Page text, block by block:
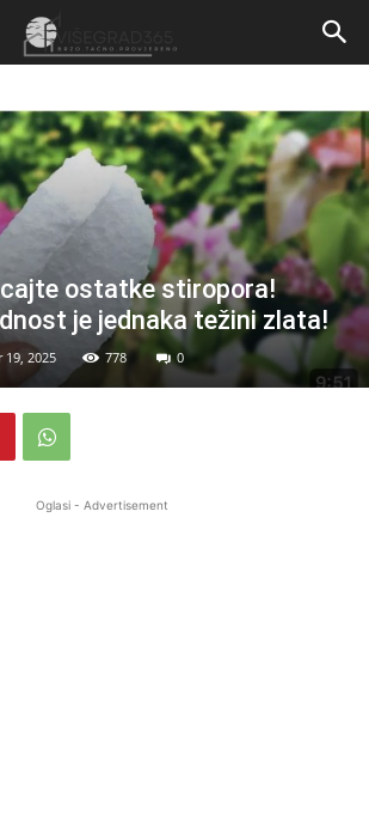
ostatke stiropora!
je jednaka težini zlata!
19, 2025 778 0
Oglasi - Advertisement